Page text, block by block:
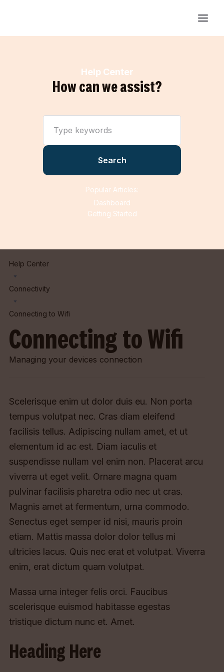
Help Center
How can we assist?
Popular Articles:
Dashboard
Getting Started
Help Center
Connectivity
Connecting to Wifi
Connecting to Wifi
Managing your devices connection
Scelerisque enim ut dolor duis eu. Non porta
tempus volutpat nec. Cras diam eleifend
facilisis tellus. Adipiscing nullam amet, et ut
elementum id ac est. Diam iaculis et
suspendisse nullam vel enim non. Placerat arcu
viverra ut eget velit. Ornare magna quam
pulvinar facilisis pharetra odio nec ut cras.
Magnis amet at fermentum, urna commodo.
Senectus eget semper id nisi, mauris proin
etiam. Mattis massa dolor dolor tellus mi
ultricies lacus. Quis nec erat et volutpat. Viverra
enim, erat dictum quam volutpat.
Massa urna integer felis orci. Faucibus
scelerisque euismod habitasse egestas
tristique dictum nunc et. Amet.
Heading Here